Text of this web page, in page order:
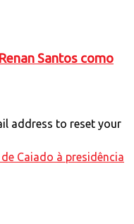
Santos como
address to reset your